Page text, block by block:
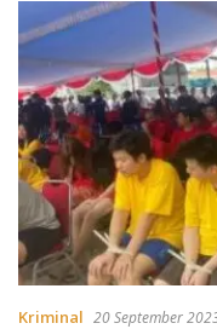
Kriminal 20 September